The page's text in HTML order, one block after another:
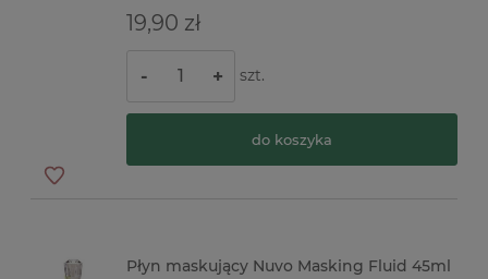
19,90 zł
- + szt.
do koszyka
Płyn maskujący Nuvo Masking Fluid 45ml